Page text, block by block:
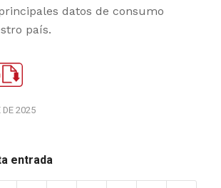
datos de consumo
país.
DE 2025
entrada